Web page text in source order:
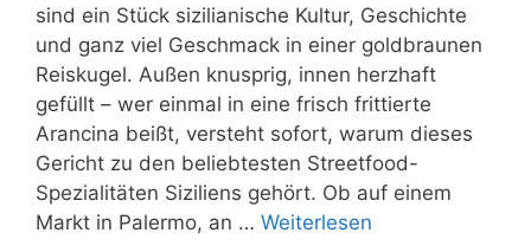
sind ein Stück sizilianische Kultur, Geschichte
und ganz viel Geschmack in einer goldbraunen
Reiskugel. Außen knusprig, innen herzhaft
gefüllt – wer einmal in eine frisch frittierte
Arancina beißt, versteht sofort, warum dieses
Gericht zu den beliebtesten Streetfood-
Spezialitäten Siziliens gehört. Ob auf einem
Markt in Palermo, an … Weiterlesen